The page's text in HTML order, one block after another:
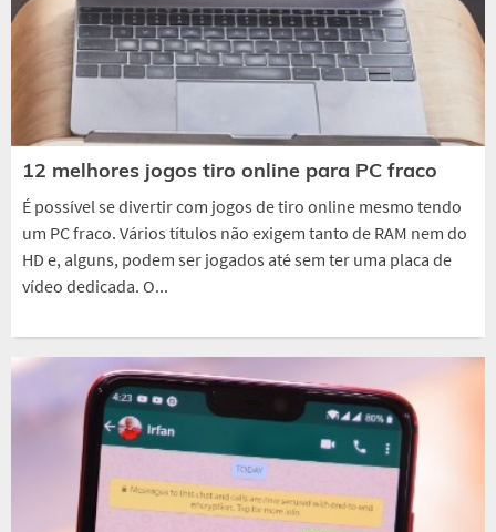
12 melhores jogos tiro online para PC fraco
É possível se divertir com jogos de tiro online mesmo tendo
um PC fraco. Vários títulos não exigem tanto de RAM nem do
HD e, alguns, podem ser jogados até sem ter uma placa de
vídeo dedicada. O...